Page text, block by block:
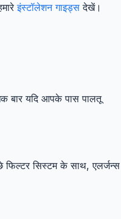
इंस्टॉलेशन गाइड्स देखें।
बार यदि आपके पास पालतू
सिस्टम के साथ, एलर्जन्स